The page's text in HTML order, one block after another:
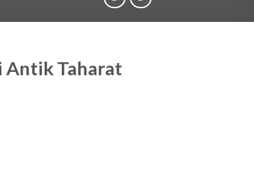
Antik Taharat